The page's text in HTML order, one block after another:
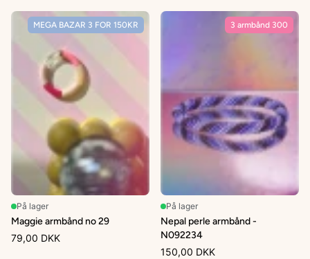
MEGA BAZAR 3 FOR 150KR
På lager
Maggie armbånd no 29
79,00 DKK
3 armbånd 300
På lager
Nepal perle armbånd -
N092234
150,00 DKK